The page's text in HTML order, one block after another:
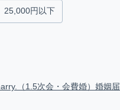
25,000円以下
（1.5次会・会費婚） 婚姻届